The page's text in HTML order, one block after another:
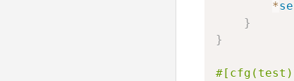
*
}
}